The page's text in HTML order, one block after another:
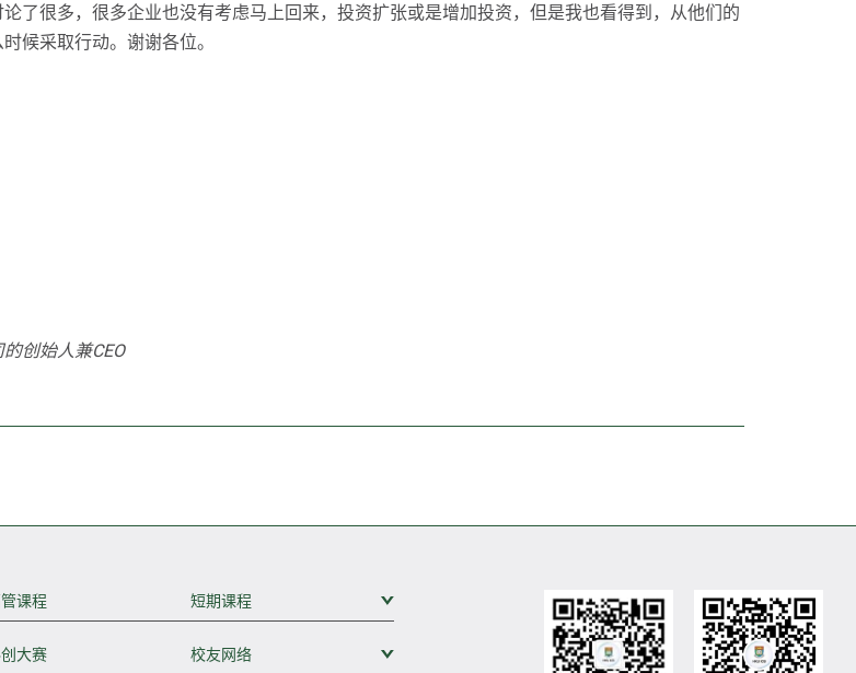
了很多，很多企业也没有考虑马上回来，投资扩张或是增加投资，但是我也看得到，从他们的
候采取行动。谢谢各位。
创始人兼CEO
课程 短期课程
次级菜单
大赛 校友网络